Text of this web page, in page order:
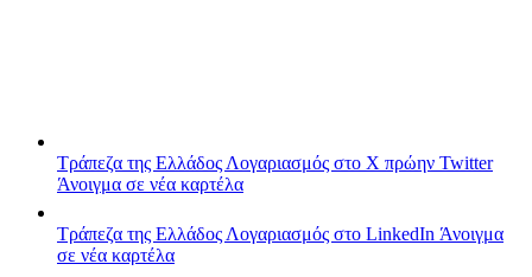
Τράπεζα της Ελλάδος Λογαριασμός στο X πρώην Twitter
Άνοιγμα σε νέα καρτέλα
Τράπεζα της Ελλάδος Λογαριασμός στο LinkedIn Άνοιγμα
σε νέα καρτέλα